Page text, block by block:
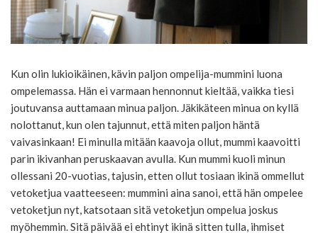
Kun olin lukioikäinen, kävin paljon ompelija-mummini luona
ompelemassa. Hän ei varmaan hennonnut kieltää, vaikka tiesi
joutuvansa auttamaan minua paljon. Jäkikäteen minua on kyllä
nolottanut, kun olen tajunnut, että miten paljon häntä
vaivasinkaan! Ei minulla mitään kaavoja ollut, mummi kaavoitti
parin ikivanhan peruskaavan avulla. Kun mummi kuoli minun
ollessani 20-vuotias, tajusin, etten ollut tosiaan ikinä ommellut
vetoketjua vaatteeseen: mummini aina sanoi, että hän ompelee
vetoketjun nyt, katsotaan sitä vetoketjun ompelua joskus
myöhemmin. Sitä päivää ei ehtinyt ikinä sitten tulla, ihmiset